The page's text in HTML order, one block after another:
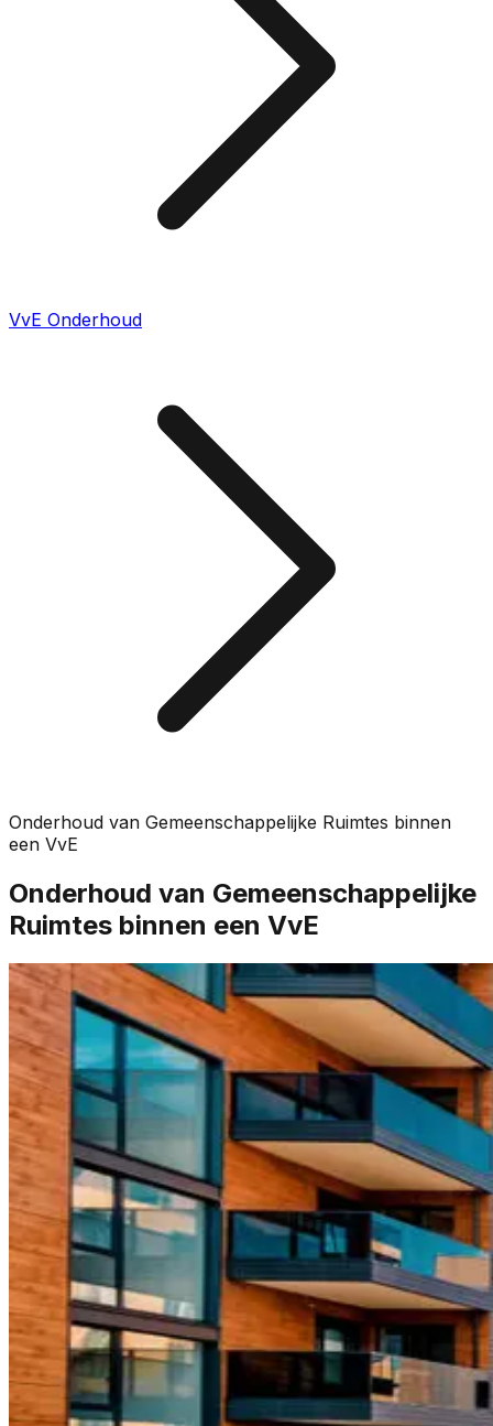
VvE Onderhoud
Onderhoud van Gemeenschappelijke Ruimtes binnen
een VvE
Onderhoud van Gemeenschappelijke
Ruimtes binnen een VvE